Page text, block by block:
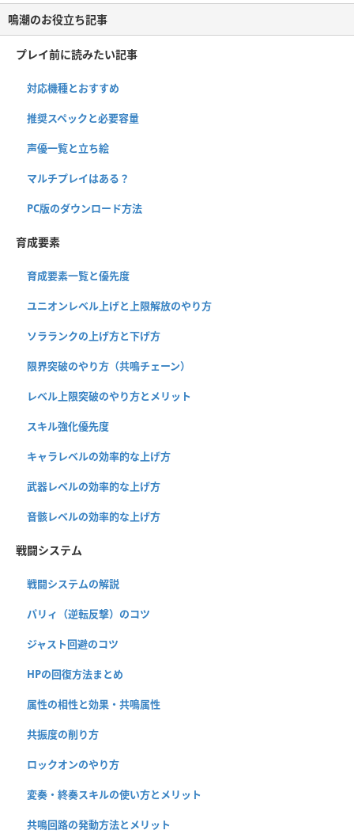
鳴潮のお役立ち記事
プレイ前に読みたい記事
対応機種とおすすめ
推奨スペックと必要容量
声優一覧と立ち絵
マルチプレイはある？
PC版のダウンロード方法
育成要素
育成要素一覧と優先度
ユニオンレベル上げと上限解放のやり方
ソラランクの上げ方と下げ方
限界突破のやり方（共鳴チェーン）
レベル上限突破のやり方とメリット
スキル強化優先度
キャラレベルの効率的な上げ方
武器レベルの効率的な上げ方
音骸レベルの効率的な上げ方
戦闘システム
戦闘システムの解説
パリィ（逆転反撃）のコツ
ジャスト回避のコツ
HPの回復方法まとめ
属性の相性と効果・共鳴属性
共振度の削り方
ロックオンのやり方
変奏・終奏スキルの使い方とメリット
共鳴回路の発動方法とメリット